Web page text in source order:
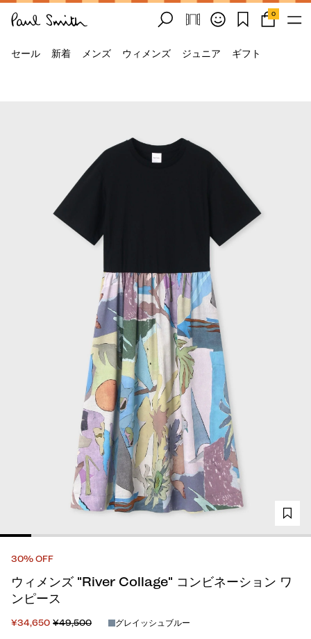
0
セール 新着 メンズ ウィメンズ ジュニア ギフト
30% OFF
ウィメンズ "River Collage" コンビネーション ワ
ンピース
¥34,650 ¥49,500 グレイッシュブルー